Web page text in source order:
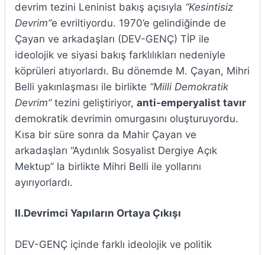
devrim tezini Leninist bakış açısıyla “Kesintisiz
Devrim”e evriltiyordu. 1970’e gelindiğinde de
Çayan ve arkadaşları (DEV-GENÇ) TİP ile
ideolojik ve siyasi bakış farklılıkları nedeniyle
köprüleri atıyorlardı. Bu dönemde M. Çayan, Mihri
Belli yakınlaşması ile birlikte “Milli Demokratik
Devrim”tezini geliştiriyor, anti-emperyalist tavır
demokratik devrimin omurgasını oluşturuyordu.
Kısa bir süre sonra da Mahir Çayan ve
arkadaşları “Aydınlık Sosyalist Dergiye Açık
Mektup” la birlikte Mihri Belli ile yollarını
ayırıyorlardı.
II.Devrimci Yapıların Ortaya Çıkışı
DEV-GENÇ içinde farklı ideolojik ve politik